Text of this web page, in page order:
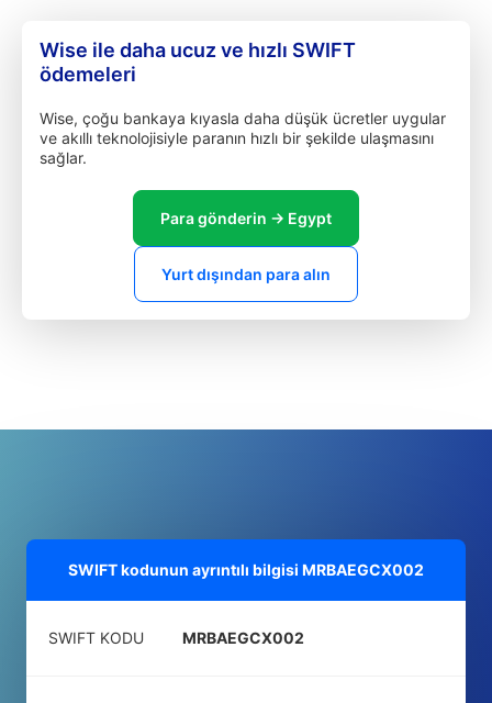
Wise ile daha ucuz ve hızlı SWIFT
ödemeleri
Wise, çoğu bankaya kıyasla daha düşük ücretler uygular
ve akıllı teknolojisiyle paranın hızlı bir şekilde ulaşmasını
sağlar.
Para gönderin → Egypt
Yurt dışından para alın
SWIFT kodunun ayrıntılı bilgisi MRBAEGCX002
SWIFT KODU MRBAEGCX002